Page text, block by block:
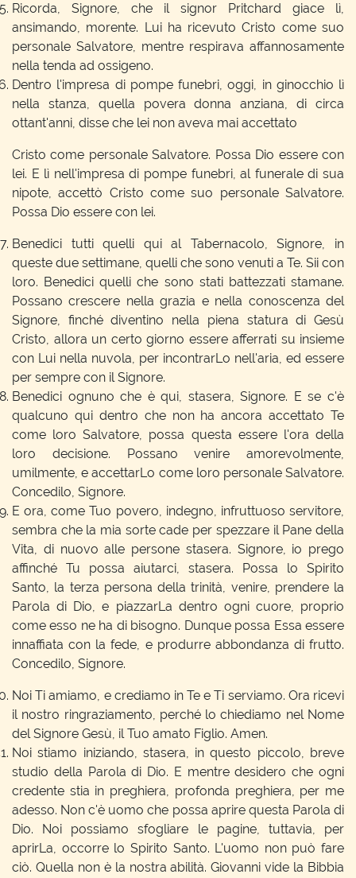
Ricorda, Signore, che il signor Pritchard giace lì,
ansimando, morente. Lui ha ricevuto Cristo come suo
personale Salvatore, mentre respirava affannosamente
nella tenda ad ossigeno.
Dentro l'impresa di pompe funebri, oggi, in ginocchio lì
nella stanza, quella povera donna anziana, di circa
ottant'anni, disse che lei non aveva mai accettato
Cristo come personale Salvatore. Possa Dio essere con
lei. E lì nell'impresa di pompe funebri, al funerale di sua
nipote, accettò Cristo come suo personale Salvatore.
Possa Dio essere con lei.
Benedici tutti quelli qui al Tabernacolo, Signore, in
queste due settimane, quelli che sono venuti a Te. Sii con
loro. Benedici quelli che sono stati battezzati stamane.
Possano crescere nella grazia e nella conoscenza del
Signore, finché diventino nella piena statura di Gesù
Cristo, allora un certo giorno essere afferrati su insieme
con Lui nella nuvola, per incontrarLo nell'aria, ed essere
per sempre con il Signore.
Benedici ognuno che è qui, stasera, Signore. E se c'è
qualcuno qui dentro che non ha ancora accettato Te
come loro Salvatore, possa questa essere l'ora della
loro decisione. Possano venire amorevolmente,
umilmente, e accettarLo come loro personale Salvatore.
Concedilo, Signore.
E ora, come Tuo povero, indegno, infruttuoso servitore,
sembra che la mia sorte cade per spezzare il Pane della
Vita, di nuovo alle persone stasera. Signore, io prego
affinché Tu possa aiutarci, stasera. Possa lo Spirito
Santo, la terza persona della trinità, venire, prendere la
Parola di Dio, e piazzarLa dentro ogni cuore, proprio
come esso ne ha di bisogno. Dunque possa Essa essere
innaffiata con la fede, e produrre abbondanza di frutto.
Concedilo, Signore.
Noi Ti amiamo, e crediamo in Te e Ti serviamo. Ora ricevi
il nostro ringraziamento, perché lo chiediamo nel Nome
del Signore Gesù, il Tuo amato Figlio. Amen.
Noi stiamo iniziando, stasera, in questo piccolo, breve
studio della Parola di Dio. E mentre desidero che ogni
credente stia in preghiera, profonda preghiera, per me
adesso. Non c'è uomo che possa aprire questa Parola di
Dio. Noi possiamo sfogliare le pagine, tuttavia, per
aprirLa, occorre lo Spirito Santo. L'uomo non può fare
ciò. Quella non è la nostra abilità. Giovanni vide la Bibbia